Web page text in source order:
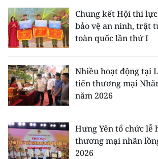
Chung kết Hội thi
bảo vệ an ninh, trật
toàn quốc lần thứ I
Nhiều hoạt động tại
tiến thương mại
năm 2026
Hưng Yên tổ chức lễ
thương mại nhãn
2026